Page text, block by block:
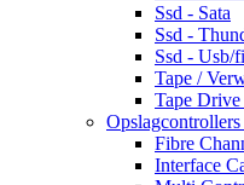
Ssd - Sata
Ssd -
Ssd - Usb/
Tape /
Tape Drive
Fibre
Interface